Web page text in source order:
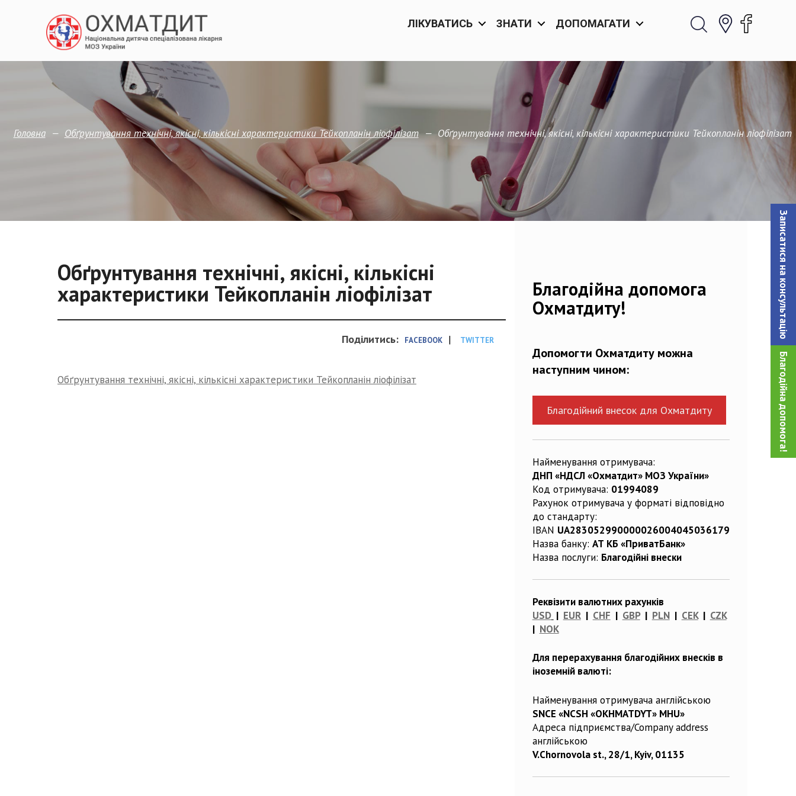
Записатися на консультацiю
Благодійна допомога!
ЛІКУВАТИСЬ ЗНАТИ ДОПОМАГАТИ
Головна — Обґрунтування технічні, якісні, кількісні характеристики Тейкопланін ліофілізат — Обґрунтування технічні, якісні, кількісні характеристики Тейкопланін ліофілізат
Обґрунтування технічні, якісні, кількісні
характеристики Тейкопланін ліофілізат
Поділитись: FACEBOOK | TWITTER
Обґрунтування технічні, якісні, кількісні характеристики Тейкопланін ліофілізат
Благодійна допомога
Охматдиту!
Допомогти Охматдиту можна
наступним чином:
Благодійний внесок для Охматдиту
Найменування отримувача:
ДНП «НДСЛ «Охматдит» МОЗ України»
Код отримувача: 01994089
Рахунок отримувача у форматі відповідно
до стандарту:
IBAN UA283052990000026004045036179
Назва банку: АТ КБ «ПриватБанк»
Назва послуги: Благодійні внески
Реквізити валютних рахунків
USD | EUR| CHF | GBP| PLN| CEK| CZK
| NOK
Для перерахування благодійних внесків в
іноземній валюті:
Найменування отримувача англійською
SNCE «NCSH «OKHMATDYT» MHU»
Адреса підприємства/Company address
англійською
V.Chornovola st., 28/1, Kyiv, 01135